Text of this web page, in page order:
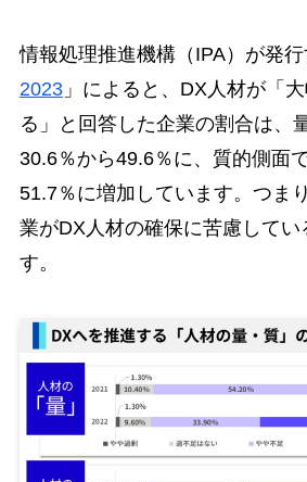
情報処理推進機構（IPA）が発行
2023」によると、DX人材が「
る」と回答した企業の割合は、
30.6％から49.6％に、質的側面
51.7％に増加しています。つま
業がDX人材の確保に苦慮して
す。